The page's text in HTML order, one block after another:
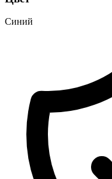
Синий